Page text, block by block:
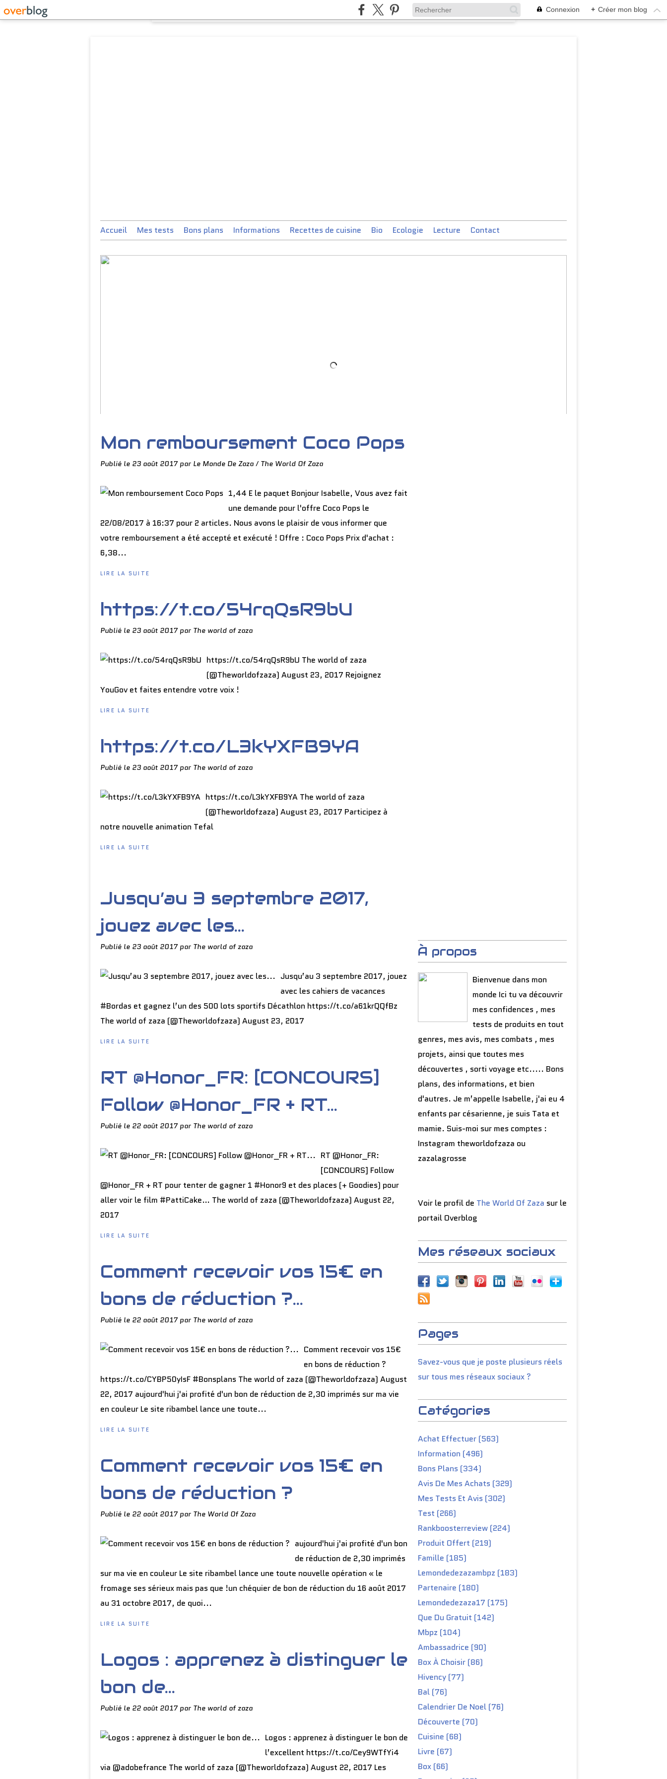
Connexion + Créer mon blog
Accueil Mes tests Bons plans Informations Recettes de cuisine Bio Ecologie Lecture Contact
Mon remboursement Coco Pops
Publié le 23 août 2017 par Le Monde De Zaza / The World Of Zaza
1,44 E le paquet Bonjour Isabelle, Vous avez fait
une demande pour l'offre Coco Pops le
22/08/2017 à 16:37 pour 2 articles. Nous avons le plaisir de vous informer que
votre remboursement a été accepté et exécuté ! Offre : Coco Pops Prix d'achat :
6,38...
LIRE LA SUITE
https://t.co/54rqQsR9bU
Publié le 23 août 2017 par The world of zaza
https://t.co/54rqQsR9bU The world of zaza
(@Theworldofzaza) August 23, 2017 Rejoignez
YouGov et faites entendre votre voix !
LIRE LA SUITE
https://t.co/L3kYXFB9YA
Publié le 23 août 2017 par The world of zaza
https://t.co/L3kYXFB9YA The world of zaza
(@Theworldofzaza) August 23, 2017 Participez à
notre nouvelle animation Tefal
LIRE LA SUITE
Jusqu’au 3 septembre 2017,
jouez avec les...
Publié le 23 août 2017 par The world of zaza
Jusqu’au 3 septembre 2017, jouez
avec les cahiers de vacances
#Bordas et gagnez l’un des 500 lots sportifs Décathlon https://t.co/a61krQQfBz
The world of zaza (@Theworldofzaza) August 23, 2017
LIRE LA SUITE
RT @Honor_FR: [CONCOURS]
Follow @Honor_FR + RT...
Publié le 22 août 2017 par The world of zaza
RT @Honor_FR:
[CONCOURS] Follow
@Honor_FR + RT pour tenter de gagner 1 #Honor9 et des places (+ Goodies) pour
aller voir le film #PattiCake… The world of zaza (@Theworldofzaza) August 22,
2017
LIRE LA SUITE
Comment recevoir vos 15€ en
bons de réduction ?...
Publié le 22 août 2017 par The world of zaza
Comment recevoir vos 15€
en bons de réduction ?
https://t.co/CYBP50yIsF #Bonsplans The world of zaza (@Theworldofzaza) August
22, 2017 aujourd'hui j'ai profité d'un bon de réduction de 2,30 imprimés sur ma vie
en couleur Le site ribambel lance une toute...
LIRE LA SUITE
Comment recevoir vos 15€ en
bons de réduction ?
Publié le 22 août 2017 par The World Of Zaza
aujourd'hui j'ai profité d'un bon
de réduction de 2,30 imprimés
sur ma vie en couleur Le site ribambel lance une toute nouvelle opération « le
fromage ses sérieux mais pas que !un chéquier de bon de réduction du 16 août 2017
au 31 octobre 2017, de quoi...
LIRE LA SUITE
Logos : apprenez à distinguer le
bon de...
Publié le 22 août 2017 par The world of zaza
Logos : apprenez à distinguer le bon de
l’excellent https://t.co/Cey9WTfYi4
via @adobefrance The world of zaza (@Theworldofzaza) August 22, 2017 Les
À propos
Bienvenue dans mon
monde Ici tu va découvrir
mes confidences , mes
tests de produits en tout
genres, mes avis, mes combats , mes
projets, ainsi que toutes mes
découvertes , sorti voyage etc..... Bons
plans, des informations, et bien
d'autres. Je m’appelle Isabelle, j'ai eu 4
enfants par césarienne, je suis Tata et
mamie. Suis-moi sur mes comptes :
Instagram theworldofzaza ou
zazalagrosse
Voir le profil de The World Of Zaza sur le
portail Overblog
Mes réseaux sociaux
Pages
Savez-vous que je poste plusieurs réels
sur tous mes réseaux sociaux ?
Catégories
Achat Effectuer (563)
Information (496)
Bons Plans (334)
Avis De Mes Achats (329)
Mes Tests Et Avis (302)
Test (266)
Rankboosterreview (224)
Produit Offert (219)
Famille (185)
Lemondedezazambpz (183)
Partenaire (180)
Lemondedezaza17 (175)
Que Du Gratuit (142)
Mbpz (104)
Ambassadrice (90)
Box À Choisir (86)
Hivency (77)
Bal (76)
Calendrier De Noel (76)
Découverte (70)
Cuisine (68)
Livre (67)
Box (66)